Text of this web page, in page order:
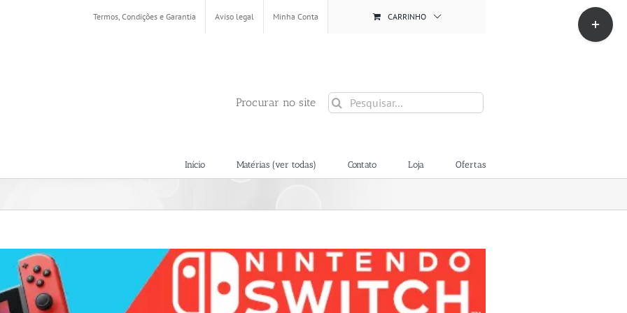
Termos, Condições e Garantia Aviso legal Minha Conta CARRINHO
Procurar no site
Buscar
resultados
Início Matérias (ver todas) Contato Loja Ofertas
Toggle
Sliding
Bar